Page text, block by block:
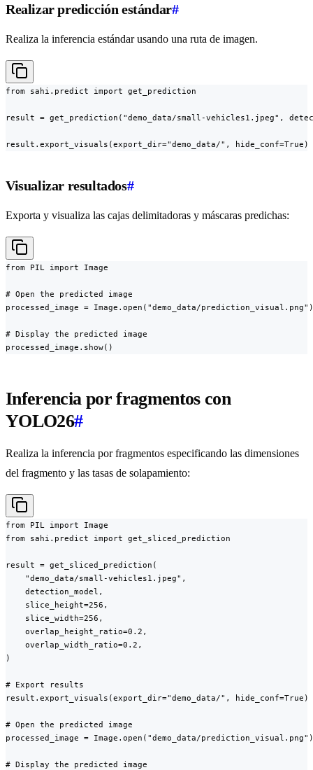
Realizar predicción estándar#
Realiza la inferencia estándar usando una ruta de imagen.
from sahi.predict import get_prediction
result = get_prediction("demo_data/small-vehicles1.jpeg",
result.export_visuals(export_dir="demo_data/", hide_conf=True)
Visualizar resultados#
Exporta y visualiza las cajas delimitadoras y máscaras predichas:
from PIL import Image
# Open the predicted image
processed_image = Image.open("demo_data/prediction_visual.png")
# Display the predicted image
processed_image.show()
Inferencia por fragmentos con
YOLO26#
Realiza la inferencia por fragmentos especificando las dimensiones
del fragmento y las tasas de solapamiento:
from PIL import Image
from sahi.predict import get_sliced_prediction
result = get_sliced_prediction(
    "demo_data/small-vehicles1.jpeg",
    detection_model,
    slice_height=256,
    slice_width=256,
    overlap_height_ratio=0.2,
    overlap_width_ratio=0.2,
)
# Export results
result.export_visuals(export_dir="demo_data/", hide_conf=True)
# Open the predicted image
processed_image = Image.open("demo_data/prediction_visual.png")
# Display the predicted image